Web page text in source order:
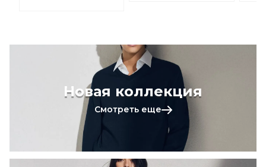
Новая коллекция
Смотреть еще